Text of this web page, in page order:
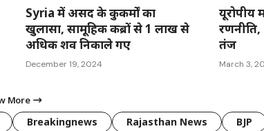
Syria में असद के कुकर्मों का
खुलासा, सामूहिक कब्रों से 1 लाख से
अधिक शव निकाले गए
December 19, 2024
तंज
March 3,
More
Breakingnews Rajasthan News BJP